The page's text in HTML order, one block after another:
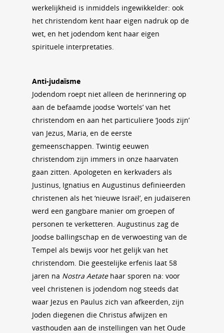
werkelijkheid is inmiddels ingewikkelder: ook
het christendom kent haar eigen nadruk op de
wet, en het jodendom kent haar eigen
spirituele interpretaties.
Anti-judaïsme
Jodendom roept niet alleen de herinnering op
aan de befaamde joodse ‘wortels’ van het
christendom en aan het particuliere ‘Joods zijn’
van Jezus, Maria, en de eerste
gemeenschappen. Twintig eeuwen
christendom zijn immers in onze haarvaten
gaan zitten. Apologeten en kerkvaders als
Justinus, Ignatius en Augustinus definieerden
christenen als het ‘nieuwe Israël’, en judaïseren
werd een gangbare manier om groepen of
personen te verketteren. Augustinus zag de
Joodse ballingschap en de verwoesting van de
Tempel als bewijs voor het gelijk van het
christendom. Die geestelijke erfenis laat 58
jaren na Nostra Aetatehaar sporen na: voor
veel christenen is jodendom nog steeds dat
waar Jezus en Paulus zich van afkeerden, zijn
Joden diegenen die Christus afwijzen en
vasthouden aan de instellingen van het Oude